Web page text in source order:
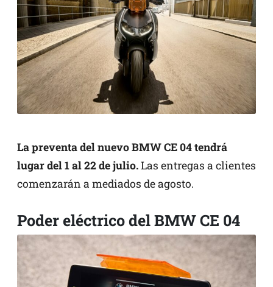
La preventa del nuevo BMW CE 04 tendrá
lugar del 1 al 22 de julio.Las entregas a clientes
comenzarán a mediados de agosto.
Poder eléctrico del BMW CE 04